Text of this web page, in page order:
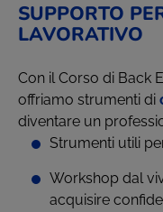
SUPPORTO
LAVORATIVO
Con il Corso di Back
offriamo strumenti di
diventare un
Strumenti utili
Workshop dal
acquisire